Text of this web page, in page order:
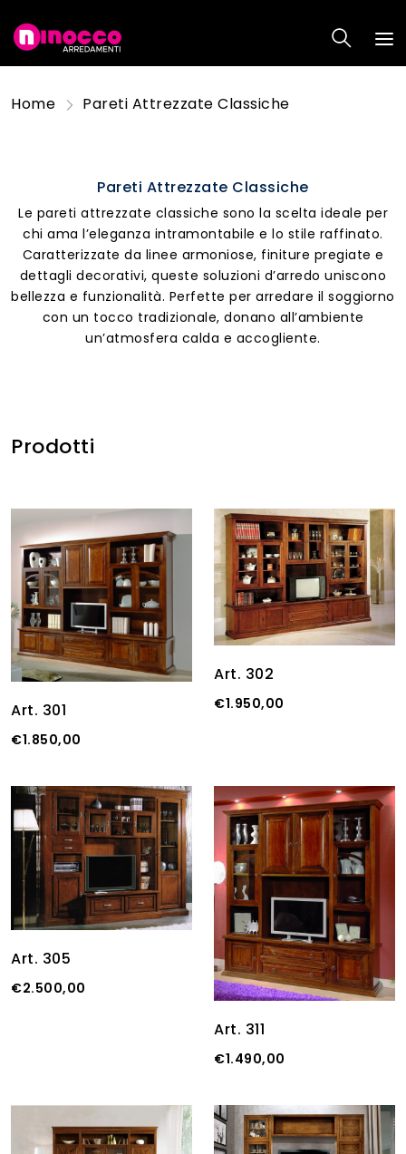
Home Pareti Attrezzate Classiche
Pareti Attrezzate Classiche
Le pareti attrezzate classiche sono la scelta ideale per
chi ama l’eleganza intramontabile e lo stile raffinato.
Caratterizzate da linee armoniose, finiture pregiate e
dettagli decorativi, queste soluzioni d’arredo uniscono
bellezza e funzionalità. Perfette per arredare il soggiorno
con un tocco tradizionale, donano all’ambiente
un’atmosfera calda e accogliente.
Prodotti
Art. 301
€1.850,00
Art. 302
€1.950,00
Art. 305
€2.500,00
Art. 311
€1.490,00